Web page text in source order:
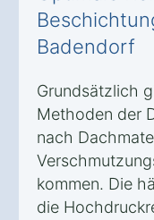
Badendorf
Grundsätzlich
Methoden der
nach
kommen. Die
die